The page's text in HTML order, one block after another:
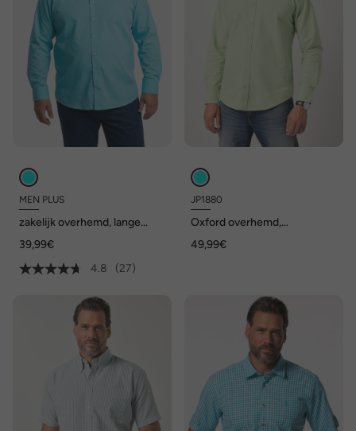
MEN PLUS
zakelijk overhemd, lange
kentkraag, comfort fit, tot
39,99€
4.8
(27)
JP1880
Oxford overhemd,
mouwen, buttondown kraag,
49,99€